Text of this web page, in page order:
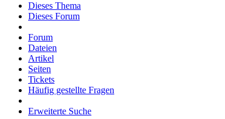
Dieses Thema
Dieses Forum
Forum
Dateien
Artikel
Seiten
Tickets
Häufig gestellte Fragen
Erweiterte Suche